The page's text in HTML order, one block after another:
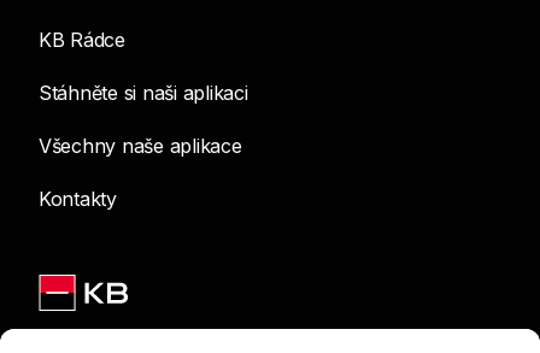
KB Rádce
Stáhněte si naši aplikaci
Všechny naše aplikace
Kontakty